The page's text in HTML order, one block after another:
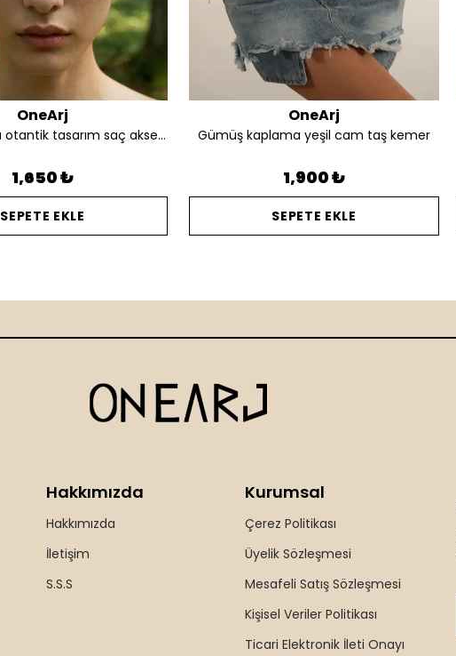
OneArj
Altın kaplama otantik tasarım saç aksesuarı
1,650 ₺
SEPETE EKLE
OneArj
Gümüş kaplama yeşil cam taş kemer
1,900 ₺
SEPETE EKLE
Hakkımızda
Hakkımızda
İletişim
S.S.S
Kurumsal
Çerez Politikası
Üyelik Sözleşmesi
Mesafeli Satış Sözleşmesi
Kişisel Veriler Politikası
Ticari Elektronik İleti Onayı